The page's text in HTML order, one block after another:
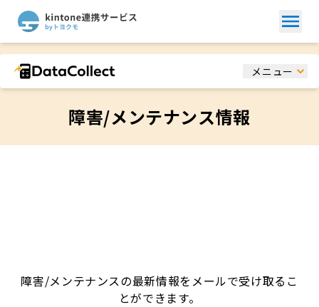
メニュー
障害/メンテナンス情報
障害/メンテナンスの最新情報をメールで受け取るこ
とができます。